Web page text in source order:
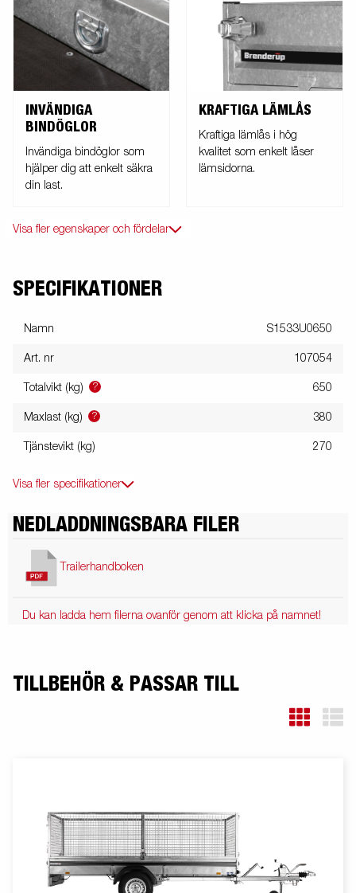
INVÄNDIGA
BINDÖGLOR
Invändiga bindöglor som
hjälper dig att enkelt säkra
din last.
KRAFTIGA LÄMLÅS
Kraftiga lämlås i hög
kvalitet som enkelt låser
lämsidorna.
Visa fler egenskaper och fördelar
SPECIFIKATIONER
Namn S1533U0650
Art. nr 107054
Totalvikt (kg) ? 650
Maxlast (kg) ? 380
Tjänstevikt (kg) 270
Visa fler specifikationer
NEDLADDNINGSBARA FILER
Trailerhandboken
Du kan ladda hem filerna ovanför genom att klicka på namnet!
TILLBEHÖR & PASSAR TILL